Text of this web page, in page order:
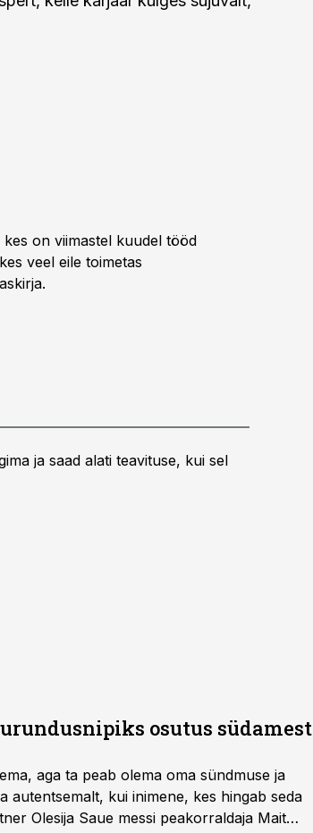
on viimastel kuudel tööd
veel eile toimetas
ja saad alati teavituse, kui sel
osutus südamest
aga ta peab olema oma sündmuse ja
autentsemalt, kui inimene, kes hingab seda
Olesija Saue messi peakorraldaja Mait